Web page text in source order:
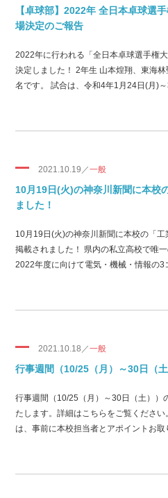
【卓球部】2022年 全日本卓球選
場決定のご報告
2022年に行われる「全日本卓球選手権
決定しました！ 2年生 山本煌翔、東海
名です。 試合は、令和4年1月24日(月)
2021.10.19／一般
10月19日(火)の神奈川新聞に本校
ました！
10月19日(火)の神奈川新聞に本校の「
掲載されました！ 県内の私立高校で唯
2022年度に向けて電気・機械・情報の3
2021.10.18／一般
行事週間（10/25（月）～30日（
行事週間（10/25（月）～30日（土））
たします。詳細はこちらをご覧くださ
は、事前に本校担当者とアポイントお取